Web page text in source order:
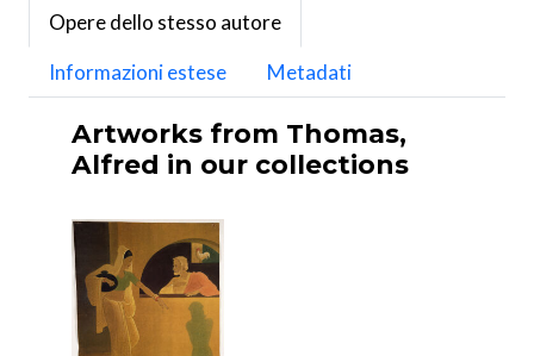
Opere dello stesso autore
Informazioni estese
Metadati
Artworks from Thomas,
Alfred in our collections